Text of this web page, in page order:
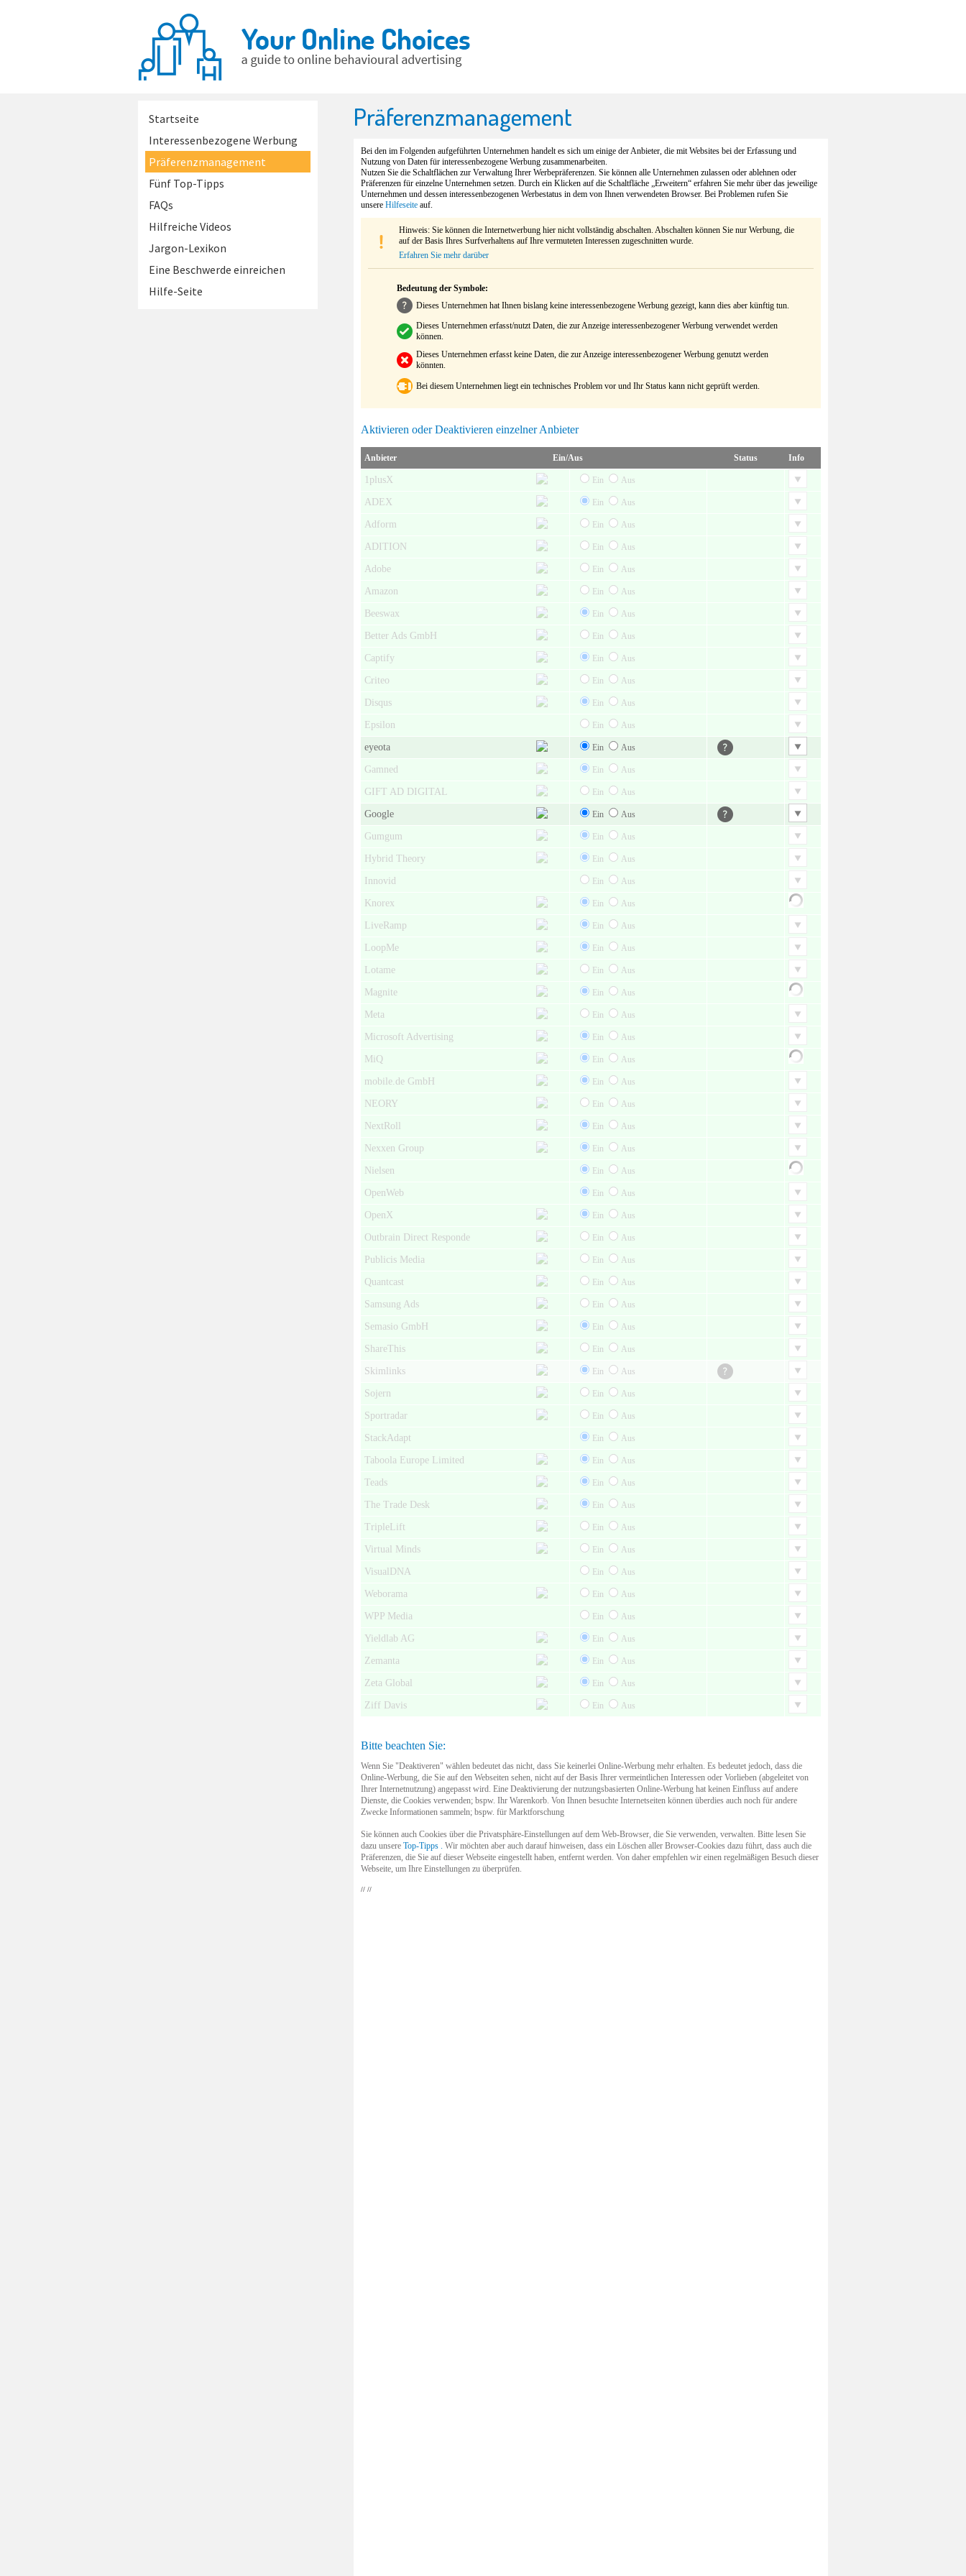
Startseite
Interessenbezogene Werbung
Präferenzmanagement
Fünf Top-Tipps
FAQs
Hilfreiche Videos
Jargon-Lexikon
Eine Beschwerde einreichen
Hilfe-Seite
Präferenzmanagement
Bei den im Folgenden aufgeführten Unternehmen handelt es sich um einige der Anbieter, die mit Websites bei der Erfassung und
Nutzung von Daten für interessenbezogene Werbung zusammenarbeiten.
Nutzen Sie die Schaltflächen zur Verwaltung Ihrer Werbepräferenzen. Sie können alle Unternehmen zulassen oder ablehnen oder
Präferenzen für einzelne Unternehmen setzen. Durch ein Klicken auf die Schaltfläche „Erweitern“ erfahren Sie mehr über das jeweilige
Unternehmen und dessen interessenbezogenen Werbestatus in dem von Ihnen verwendeten Browser. Bei Problemen rufen Sie
unsere Hilfeseite auf.
Hinweis: Sie können die Internetwerbung hier nicht vollständig abschalten. Abschalten können Sie nur Werbung, die
auf der Basis Ihres Surfverhaltens auf Ihre vermuteten Interessen zugeschnitten wurde.
Erfahren Sie mehr darüber
Bedeutung der Symbole:
Dieses Unternehmen hat Ihnen bislang keine interessenbezogene Werbung gezeigt, kann dies aber künftig tun.
Dieses Unternehmen erfasst/nutzt Daten, die zur Anzeige interessenbezogener Werbung verwendet werden
können.
Dieses Unternehmen erfasst keine Daten, die zur Anzeige interessenbezogener Werbung genutzt werden
könnten.
Bei diesem Unternehmen liegt ein technisches Problem vor und Ihr Status kann nicht geprüft werden.